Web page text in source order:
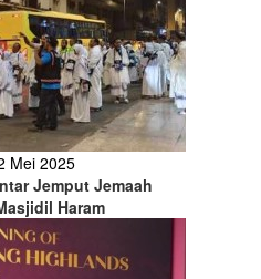
Mei 2025
Jemput Jemaah
Haram